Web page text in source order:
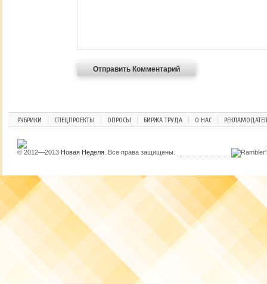
РУБРИКИ СПЕЦПРОЕКТЫ ОПРОСЫ БИРЖА ТРУДА О НАС
© 2012—2013 Новая Неделя . Все права защищены.